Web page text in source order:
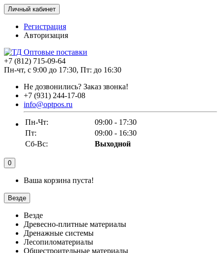
Личный кабинет
Регистрация
Авторизация
+7 (812) 715-09-64
Пн-чт, с 9:00 до 17:30, Пт: до 16:30
Не дозвонились? Заказ звонка!
+7 (931) 244-17-08
info@optpos.ru
Пн-Чт:
09:00 - 17:30
Пт:
09:00 - 16:30
Сб-Вс:
Выходной
0
Ваша корзина пуста!
Везде
Везде
Древесно-плитные материалы
Дренажные системы
Лесопиломатериалы
Общестроительные материалы